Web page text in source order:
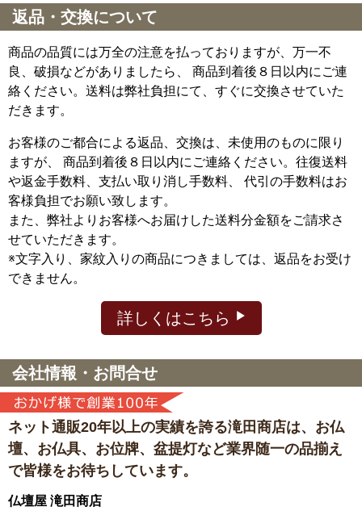
返品・交換について
商品の品質には万全の注意を払っておりますが、万一不
良、破損などがありましたら、 商品到着後８日以内にご連
絡ください。送料は弊社負担にて、すぐに交換させていた
だきます。
お客様のご都合による返品、交換は、未使用のものに限り
ますが、
商品到着後８日以内にご連絡ください。往復送料
や返金手数料、支払い取り消し手数料、 代引の手数料はお
客様負担でお願い致します。
また、弊社よりお客様へお届けした送料分金額をご請求さ
せていただきます。
※文字入り、家紋入りの商品につきましては、返品をお受け
できません。
詳しくはこちら
会社情報・お問合せ
ネット通販20年以上の実績を誇る滝田商店は、 お仏
壇、お仏具、お位牌、盆提灯など業界随一の品揃え
で皆様をお待ちしています。
仏壇屋 滝田商店